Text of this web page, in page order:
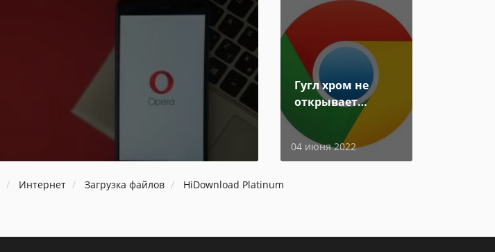
Гугл хром не
открывает
04 июня 2022
Интернет Загрузка файлов HiDownload Platinum